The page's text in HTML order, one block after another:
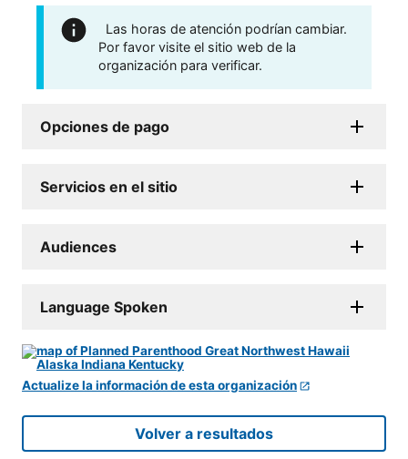
Las horas de atención podrían cambiar.
Por favor visite el sitio web de la
organización para verificar.
Opciones de pago
Servicios en el sitio
Audiences
Language Spoken
Actualize la información de esta organización
Volver a resultados